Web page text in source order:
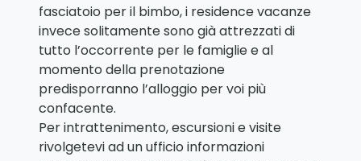
fasciatoio per il bimbo, i residence vacanze
invece solitamente sono già attrezzati di
tutto l’occorrente per le famiglie e al
momento della prenotazione
predisporranno l’alloggio per voi più
confacente.
Per intrattenimento, escursioni e visite
rivolgetevi ad un ufficio informazioni